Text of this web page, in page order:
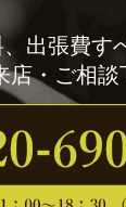
出張費す
・ご相談